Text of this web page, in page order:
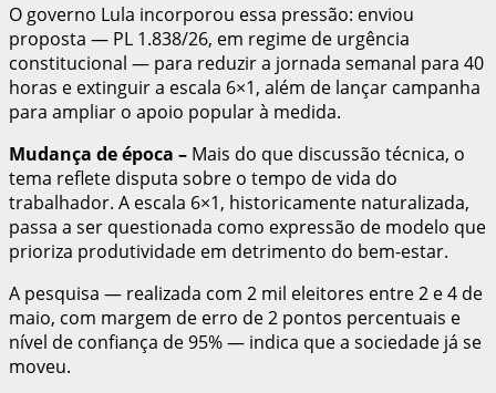
O governo Lula incorporou essa pressão: enviou
proposta — PL 1.838/26, em regime de urgência
constitucional — para reduzir a jornada semanal para 40
horas e extinguir a escala 6×1, além de lançar campanha
para ampliar o apoio popular à medida.
Mudança de época – Mais do que discussão técnica, o
tema reflete disputa sobre o tempo de vida do
trabalhador. A escala 6×1, historicamente naturalizada,
passa a ser questionada como expressão de modelo que
prioriza produtividade em detrimento do bem-estar.
A pesquisa — realizada com 2 mil eleitores entre 2 e 4 de
maio, com margem de erro de 2 pontos percentuais e
nível de confiança de 95% — indica que a sociedade já se
moveu.